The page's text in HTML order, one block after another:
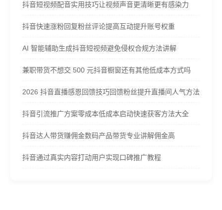
抖音短视频配音实用技巧让视频声音更清晰更有感染力
抖音快速涨粉回复粉丝评论提高互动提升账号权重
AI 智能辅助生成抖音短视频避免侵权合规方法讲解
兼职带货不想交 500 元抖音橱窗还有其他低成本方式吗
2026 抖音直播感恩回馈技巧回馈粉丝提升直播间人气方法
抖音引流推广方案零成本低成本启动快速获客方法大全
抖音达人带货赚佣金数码产品带货专业讲解佣金高
抖音通过真实内容打动用户实现口碑推广教程